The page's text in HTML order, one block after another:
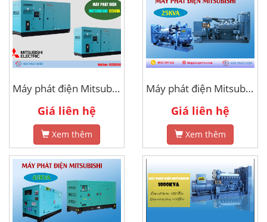
Máy phát điện Mitsubishi 125kva
Giá liên hệ
Xem thêm
Máy phát điện Mitsubishi 25kva
Giá liên hệ
Xem thêm